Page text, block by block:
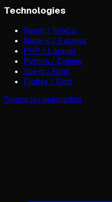
Technologies
React / Next.js
Node.js / Express
PHP / Laravel
Python / Django
Vue.js / Nuxt
Flutter / Dart
Toutes les spécialités